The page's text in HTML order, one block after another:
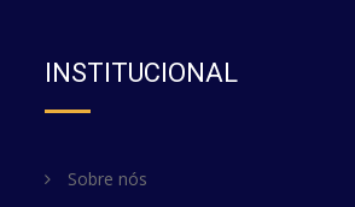
INSTITUCIONAL
Sobre nós